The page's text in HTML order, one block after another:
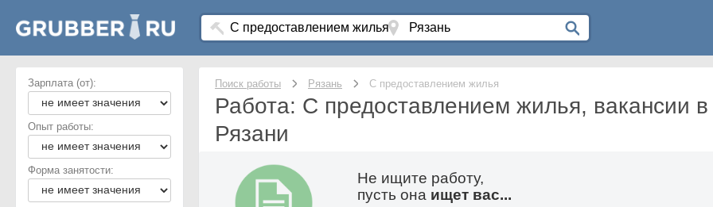
Поиск работы Рязань С предоставлением жилья
Работа: С предоставлением жилья, вакансии в
Рязани
Не ищите работу,
пусть она ищет вас...
Зарплата (от):
Опыт работы:
Форма занятости: